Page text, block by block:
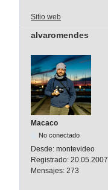
Sitio web
alvaromendes
Macaco
No conectado
Desde: montevideo
Registrado: 20.05.2007
Mensajes: 273